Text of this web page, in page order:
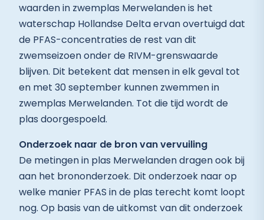
waarden in zwemplas Merwelanden is het
waterschap Hollandse Delta ervan overtuigd dat
de PFAS-concentraties de rest van dit
zwemseizoen onder de RIVM-grenswaarde
blijven. Dit betekent dat mensen in elk geval tot
en met 30 september kunnen zwemmen in
zwemplas Merwelanden. Tot die tijd wordt de
plas doorgespoeld.
Onderzoek naar de bron van vervuiling
De metingen in plas Merwelanden dragen ook bij
aan het brononderzoek. Dit onderzoek naar op
welke manier PFAS in de plas terecht komt loopt
nog. Op basis van de uitkomst van dit onderzoek